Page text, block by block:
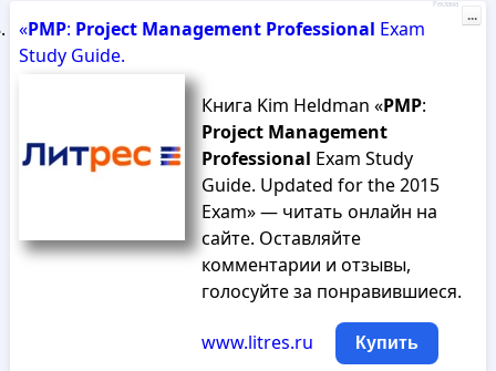
«PMP: Project Management Professional Exam
Study Guide.
Книга Kim Heldman «PMP:
Project Management
Professional Exam Study
Guide. Updated for the 2015
Exam» — читать онлайн на
сайте. Оставляйте
комментарии и отзывы,
голосуйте за понравившиеся.
www.litres.ru Купить
Реклама
...